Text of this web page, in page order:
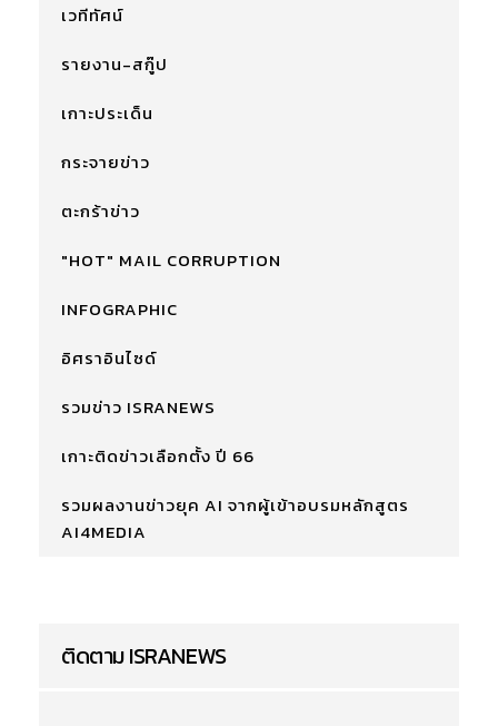
เวทีทัศน์
รายงาน-สกู๊ป
เกาะประเด็น
กระจายข่าว
ตะกร้าข่าว
"HOT" MAIL CORRUPTION
INFOGRAPHIC
อิศราอินไซด์
รวมข่าว ISRANEWS
เกาะติดข่าวเลือกตั้ง ปี 66
รวมผลงานข่าวยุค AI จากผู้เข้าอบรมหลักสูตร
AI4MEDIA
ติดตาม ISRANEWS